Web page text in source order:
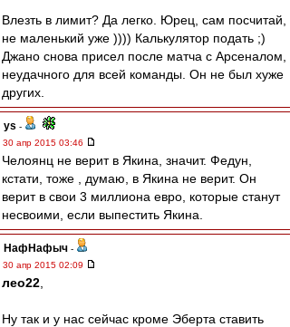
Влезть в лимит? Да легко. Юрец, сам посчитай,
не маленький уже )))) Калькулятор подать ;)
Джано снова присел после матча с Арсеналом,
неудачного для всей команды. Он не был хуже
других.
ys -
30 апр 2015 03:46
Челоянц не верит в Якина, значит. Федун,
кстати, тоже , думаю, в Якина не верит. Он
верит в свои 3 миллиона евро, которые станут
несвоими, если выпестить Якина.
НафНафыч -
30 апр 2015 02:09
лео22
Ну так и у нас сейчас кроме Эберта ставить